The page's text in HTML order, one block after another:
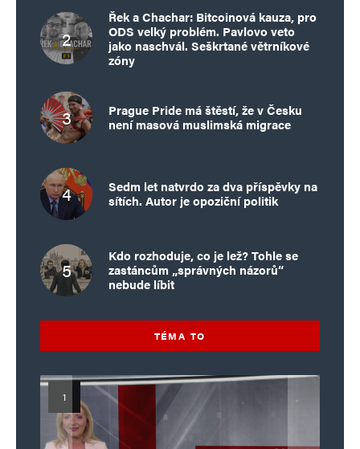
Řek a Chachar: Bitcoinová kauza, pro
ODS velký problém. Pavlovo veto
jako naschvál. Seškrtané větrníkové
zóny
Prague Pride má štěstí, že v Česku
není masová muslimská migrace
Sedm let natvrdo za dva příspěvky na
sítích. Autor je opoziční politik
Kdo rozhoduje, co je lež? Tohle se
zastáncům „správných názorů“
nebude líbit
TÉMA TO